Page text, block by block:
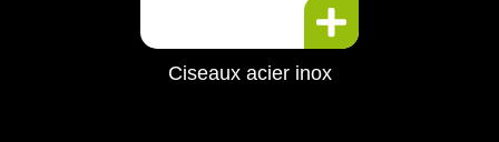
Ciseaux acier inox